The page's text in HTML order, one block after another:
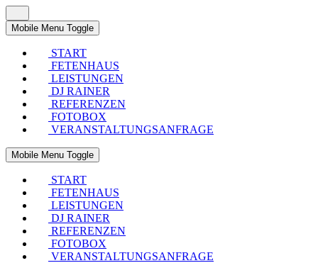
Mobile Menu Toggle
START
FETENHAUS
LEISTUNGEN
DJ RAINER
REFERENZEN
FOTOBOX
VERANSTALTUNGSANFRAGE
Mobile Menu Toggle
START
FETENHAUS
LEISTUNGEN
DJ RAINER
REFERENZEN
FOTOBOX
VERANSTALTUNGSANFRAGE